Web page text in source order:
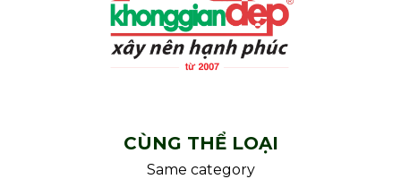
CÙNG THỂ LOẠI
Same category